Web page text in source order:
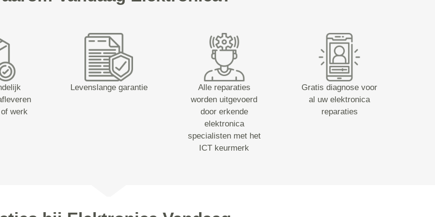
werk
Levenslange garantie
Alle reparaties
worden uitgevoerd
door erkende
elektronica
specialisten met het
ICT keurmerk
Gratis diagnose voor
al uw elektronica
reparaties